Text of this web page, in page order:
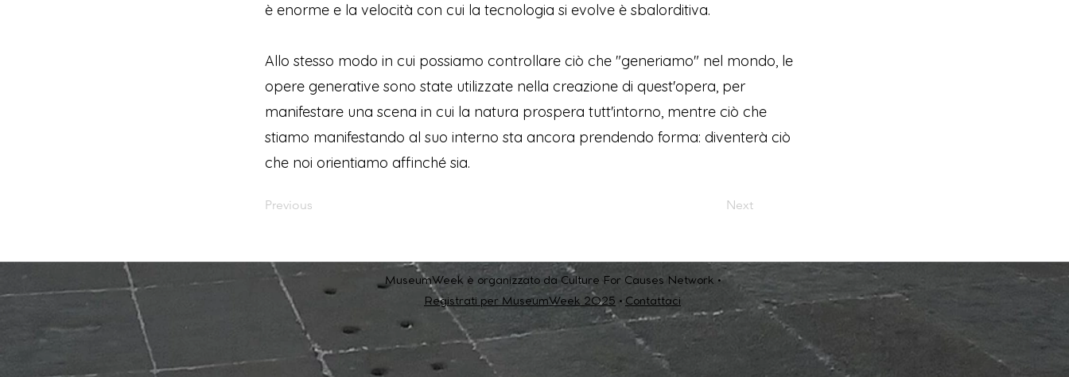
è enorme e la velocità con cui la tecnologia si evolve è sbalorditiva.
Allo stesso modo in cui possiamo controllare ciò che "generiamo" nel mondo, le
opere generative sono state utilizzate nella creazione di quest'opera, per
manifestare una scena in cui la natura prospera tutt'intorno, mentre ciò che
stiamo manifestando al suo interno sta ancora prendendo forma: diventerà ciò
che noi orientiamo affinché sia.
Previous Next
MuseumWeek è organizzato da Culture For Causes Network •
Registrati per MuseumWeek 2025 • Contattaci